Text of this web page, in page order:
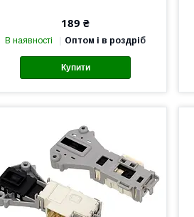
189 ₴
В наявності Оптом і в роздріб
Купити